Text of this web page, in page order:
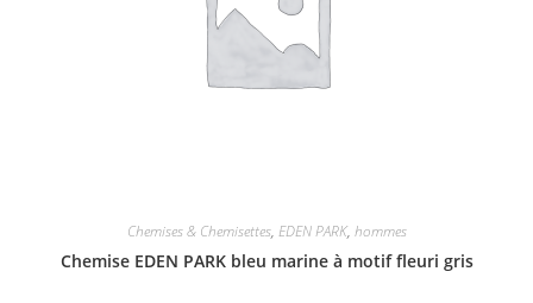
Chemises & Chemisettes, EDEN PARK, hommes
Chemise EDEN PARK bleu marine à motif fleuri gris